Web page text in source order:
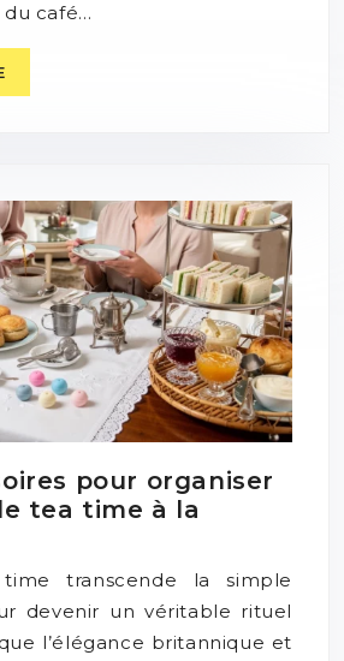
du café…
pour organiser
tea time à la
transcende la simple
devenir un véritable rituel
l’élégance britannique et